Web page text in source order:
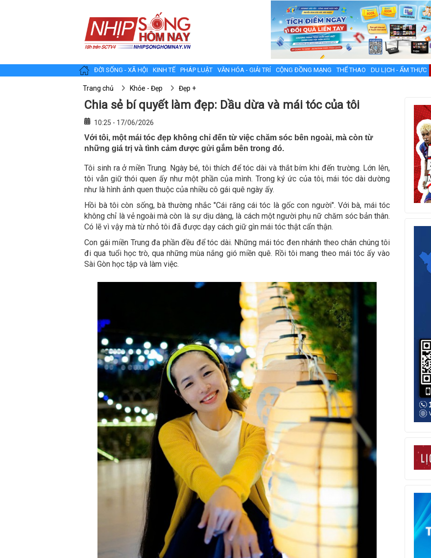
ĐỜI SỐNG - XÃ HỘI KINH TẾ PHÁP LUẬT VĂN HÓA - GIẢI TRÍ CỘNG ĐỒNG MẠNG THỂ THAO DU LỊCH - ẨM THỰC
Trang chủ Khỏe - Đẹp Đẹp +
Chia sẻ bí quyết làm đẹp: Dầu dừa và mái tóc của tôi
10:25 - 17/06/2026
Với tôi, một mái tóc đẹp không chỉ đến từ việc chăm sóc bên ngoài, mà còn từ
những giá trị và tình cảm được gửi gắm bên trong đó.
Tôi sinh ra ở miền Trung. Ngày bé, tôi thích để tóc dài và thắt bím khi đến trường. Lớn lên,
tôi vẫn giữ thói quen ấy như một phần của mình. Trong ký ức của tôi, mái tóc dài dường
như là hình ảnh quen thuộc của nhiều cô gái quê ngày ấy.
Hồi bà tôi còn sống, bà thường nhắc "Cái răng cái tóc là gốc con người". Với bà, mái tóc
không chỉ là vẻ ngoài mà còn là sự dịu dàng, là cách một người phụ nữ chăm sóc bản thân.
Có lẽ vì vậy mà từ nhỏ tôi đã được dạy cách giữ gìn mái tóc thật cẩn thận.
Con gái miền Trung đa phần đều để tóc dài. Những mái tóc đen nhánh theo chân chúng tôi
đi qua tuổi học trò, qua những mùa nắng gió miền quê. Rồi tôi mang theo mái tóc ấy vào
Sài Gòn học tập và làm việc.